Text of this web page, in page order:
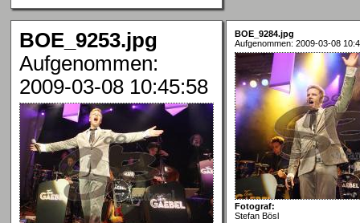
BOE_9253.jpg
Aufgenommen:
2009-03-08 10:45:58
BOE_9284.jpg
Aufgenommen: 2009-03-08
Fotograf:
Stefan Bösl